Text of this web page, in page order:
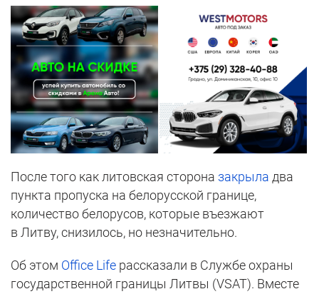
После того как литовская сторона закрыла два
пункта пропуска на белорусской границе,
количество белорусов, которые въезжают
в Литву, снизилось, но незначительно.
Об этом Office Life рассказали в Службе охраны
государственной границы Литвы (VSAT). Вместе